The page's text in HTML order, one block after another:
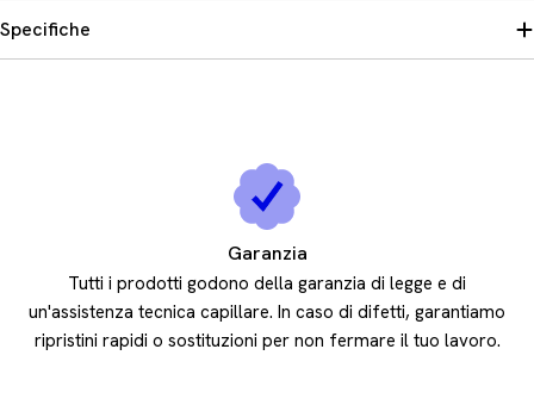
Specifiche
Garanzia
Tutti i prodotti godono della garanzia di legge e di
un'assistenza tecnica capillare. In caso di difetti, garantiamo
ripristini rapidi o sostituzioni per non fermare il tuo lavoro.